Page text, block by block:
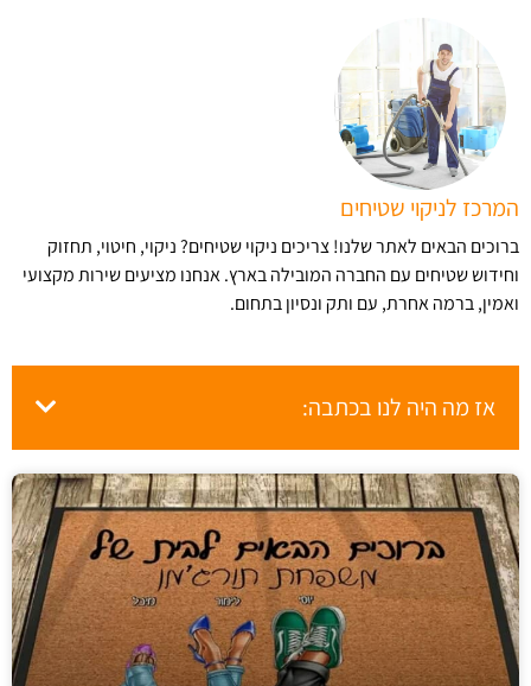
המרכז לניקוי שטיחים
ברוכים הבאים לאתר שלנו! צריכים ניקוי שטיחים? ניקוי, חיטוי, תחזוק
וחידוש שטיחים עם החברה המובילה בארץ​. אנחנו מציעים שירות מקצועי
ואמין, ברמה אחרת, עם ותק ונסיון בתחום.
אז מה היה לנו בכתבה: